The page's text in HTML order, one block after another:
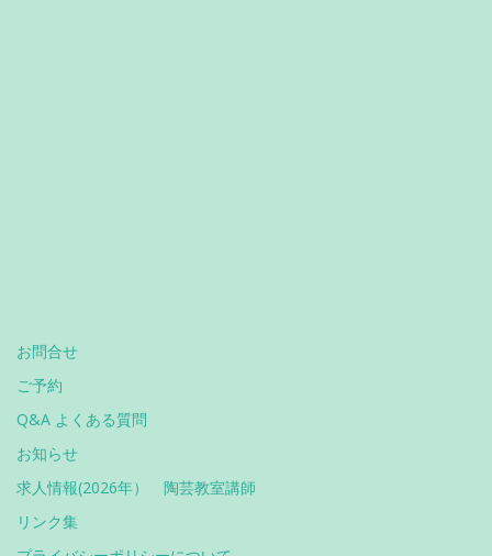
お問合せ
ご予約
Q&A よくある質問
お知らせ
求人情報(2026年） 陶芸教室講師
リンク集